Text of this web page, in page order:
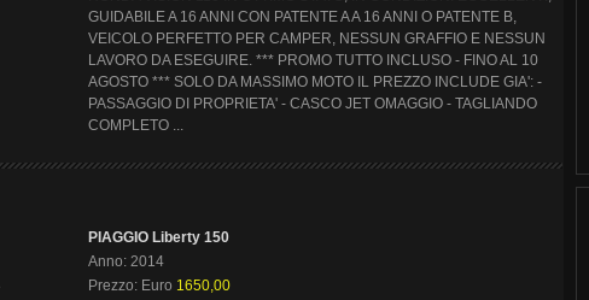
GUIDABILE A 16 ANNI CON PATENTE A A 16 ANNI O PATENTE B,
VEICOLO PERFETTO PER CAMPER, NESSUN GRAFFIO E NESSUN
LAVORO DA ESEGUIRE. *** PROMO TUTTO INCLUSO - FINO AL 10
AGOSTO *** SOLO DA MASSIMO MOTO IL PREZZO INCLUDE GIA': -
PASSAGGIO DI PROPRIETA' - CASCO JET OMAGGIO - TAGLIANDO
COMPLETO ...
PIAGGIO Liberty 150
Anno: 2014
Prezzo: Euro 1650,00